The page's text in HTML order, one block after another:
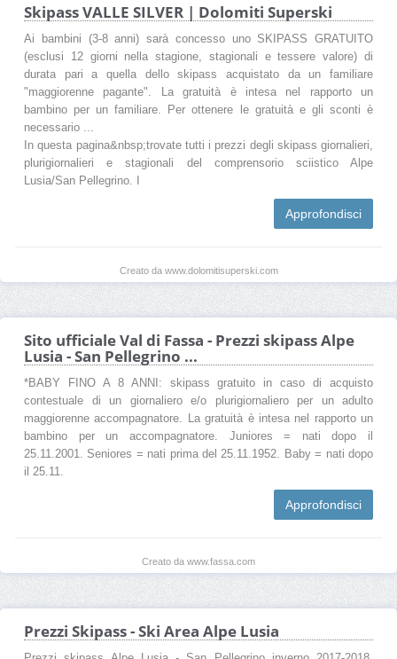
Skipass VALLE SILVER | Dolomiti Superski
Ai bambini (3-8 anni) sarà concesso uno SKIPASS GRATUITO
(esclusi 12 giorni nella stagione, stagionali e tessere valore) di
durata pari a quella dello skipass acquistato da un familiare
"maggiorenne pagante". La gratuità è intesa nel rapporto un
bambino per un familiare. Per ottenere le gratuità e gli sconti è
necessario ...
In questa pagina&nbsp;trovate tutti i prezzi degli skipass giornalieri,
plurigiornalieri e stagionali del comprensorio sciistico Alpe
Lusia/San Pellegrino. I
Approfondisci
Creato da www.dolomitisuperski.com
Sito ufficiale Val di Fassa - Prezzi skipass Alpe
Lusia - San Pellegrino ...
*BABY FINO A 8 ANNI: skipass gratuito in caso di acquisto
contestuale di un giornaliero e/o plurigiornaliero per un adulto
maggiorenne accompagnatore. La gratuità è intesa nel rapporto un
bambino per un accompagnatore. Juniores = nati dopo il
25.11.2001. Seniores = nati prima del 25.11.1952. Baby = nati dopo
il 25.11.
Approfondisci
Creato da www.fassa.com
Prezzi Skipass - Ski Area Alpe Lusia